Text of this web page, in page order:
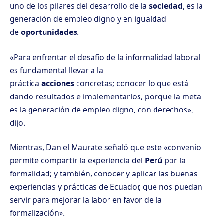
uno de los pilares del desarrollo de la sociedad, es la
generación de empleo digno y en igualdad
deoportunidades.
«Para enfrentar el desafío de la informalidad laboral
es fundamental llevar a la
práctica accionesconcretas; conocer lo que está
dando resultados e implementarlos, porque la meta
es la generación de empleo digno, con derechos»,
dijo.
Mientras, Daniel Maurate señaló que este «convenio
permite compartir la experiencia del Perú por la
formalidad; y también, conocer y aplicar las buenas
experiencias y prácticas de Ecuador, que nos puedan
servir para mejorar la labor en favor de la
formalización».